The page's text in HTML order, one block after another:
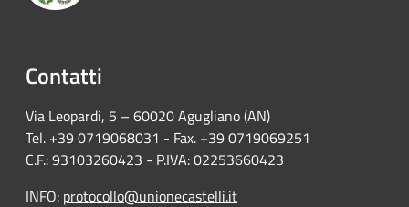
Contatti
Via Leopardi, 5 – 60020 Agugliano (AN)
Tel. +39 0719068031 - Fax. +39 0719069251
C.F.: 93103260423 - P.IVA: 02253660423
INFO: protocollo@unionecastelli.it